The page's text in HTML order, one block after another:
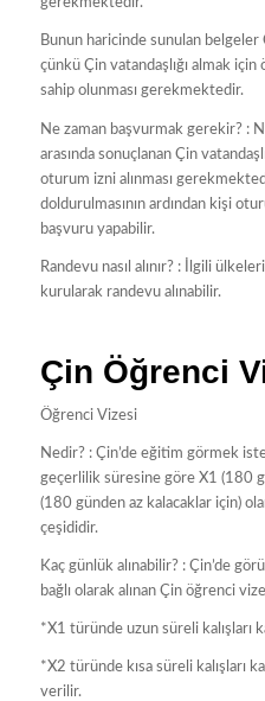
gerekmektedir.
Bunun haricinde sunulan
çünkü Çin vatandaşlığı almak
sahip olunması gerekmektedir.
Ne zaman başvurmak gerekir? :
arasında sonuçlanan Çin
oturum izni alınması
doldurulmasının ardından kişi
başvuru yapabilir.
Randevu nasıl alınır? : İlgili
kurularak randevu alınabilir.
Çin Öğrenci
Öğrenci Vizesi
Nedir? : Çin’de eğitim görmek
geçerlilik süresine göre X1 (180
(180 günden az kalacaklar için)
çeşididir.
Kaç günlük alınabilir? : Çin’de
bağlı olarak alınan Çin öğrenci
*X1 türünde uzun süreli kalışları
*X2 türünde kısa süreli kalışları
verilir.